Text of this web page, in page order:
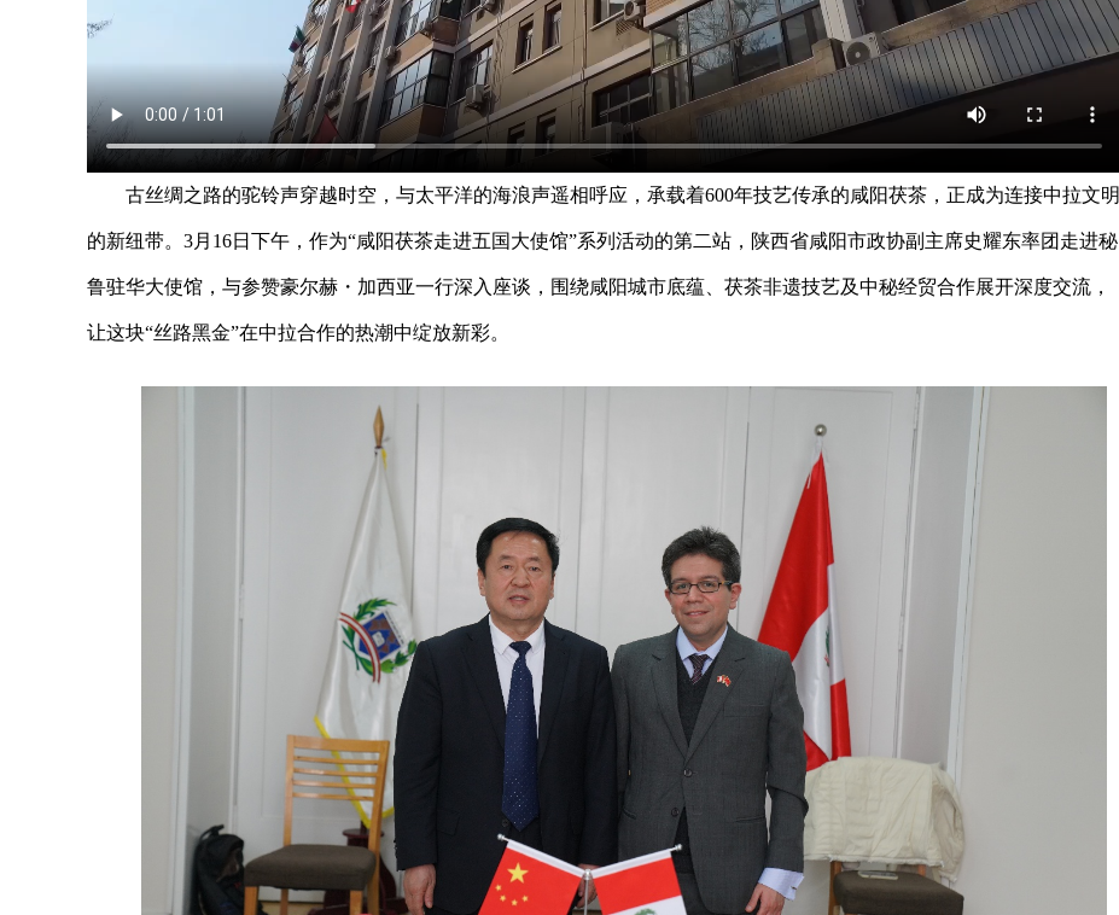
古丝绸之路的驼铃声穿越时空，与太平洋的海浪声遥相呼应，承载着600年技艺传承的咸阳茯茶，正成为连接中拉文明
的新纽带。3月16日下午，作为“咸阳茯茶走进五国大使馆”系列活动的第二站，陕西省咸阳市政协副主席史耀东率团走进秘
鲁驻华大使馆，与参赞豪尔赫・加西亚一行深入座谈，围绕咸阳城市底蕴、茯茶非遗技艺及中秘经贸合作展开深度交流，
让这块“丝路黑金”在中拉合作的热潮中绽放新彩。